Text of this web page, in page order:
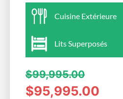
Cuisine Extérieure
Lits Superposés
$99,995.00
$95,995.00